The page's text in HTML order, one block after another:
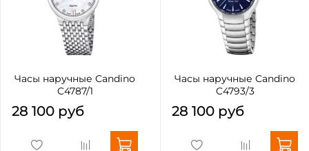
Часы наручные Candino
C4787/1
28 100 руб
Часы наручные Candino
C4793/3
28 100 руб